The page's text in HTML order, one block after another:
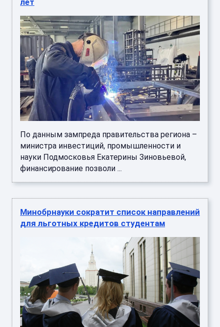
лет
По данным зампреда правительства региона –
министра инвестиций, промышленности и
науки Подмосковья Екатерины Зиновьевой,
финансирование позволи ...
Минобрнауки сократит список направлений
для льготных кредитов студентам